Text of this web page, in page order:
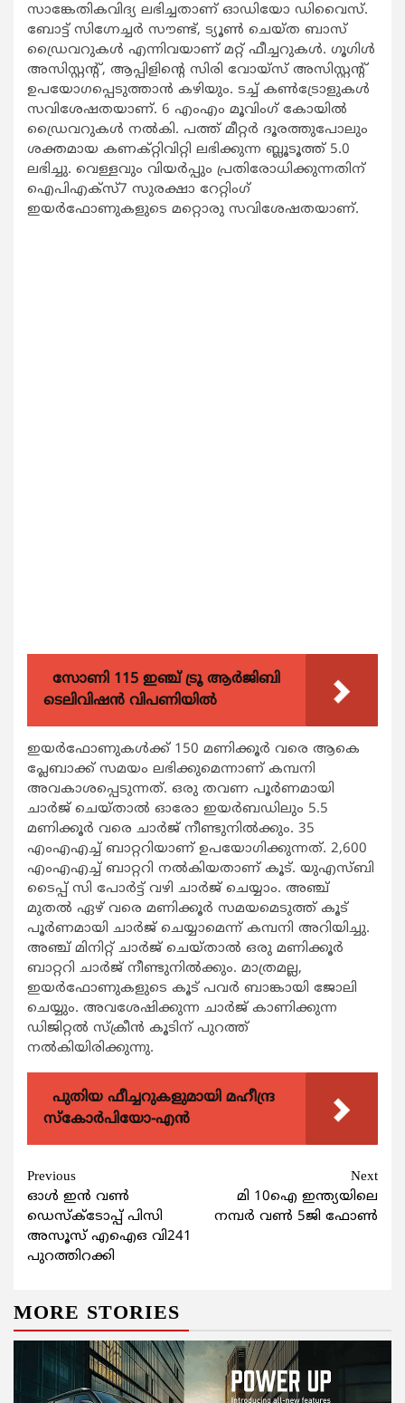
സാങ്കേതികവിദ്യ ലഭിച്ചതാണ് ഓഡിയോ ഡിവൈസ്.
ബോട്ട് സിഗ്നേച്ചര്‍ സൗണ്ട്, ട്യൂണ്‍ ചെയ്ത ബാസ്
ഡ്രൈവറുകള്‍ എന്നിവയാണ് മറ്റ് ഫീച്ചറുകള്‍. ഗൂഗിള്‍
അസിസ്റ്റന്റ്, ആപ്പിളിന്റെ സിരി വോയ്‌സ് അസിസ്റ്റന്റ്
ഉപയോഗപ്പെടുത്താന്‍ കഴിയും. ടച്ച് കണ്‍ട്രോളുകള്‍
സവിശേഷതയാണ്. 6 എംഎം മൂവിംഗ് കോയില്‍
ഡ്രൈവറുകള്‍ നല്‍കി. പത്ത് മീറ്റര്‍ ദൂരത്തുപോലും
ശക്തമായ കണക്റ്റിവിറ്റി ലഭിക്കുന്ന ബ്ലൂടൂത്ത് 5.0
ലഭിച്ചു. വെള്ളവും വിയര്‍പ്പും പ്രതിരോധിക്കുന്നതിന്
ഐപിഎക്‌സ്7 സുരക്ഷാ റേറ്റിംഗ്
ഇയര്‍ഫോണുകളുടെ മറ്റൊരു സവിശേഷതയാണ്.
സോണി 115 ഇഞ്ച് ട്രൂ ആർജിബി
ടെലിവിഷൻ വിപണിയിൽ
ഇയര്‍ഫോണുകള്‍ക്ക് 150 മണിക്കൂര്‍ വരെ ആകെ
പ്ലേബാക്ക് സമയം ലഭിക്കുമെന്നാണ് കമ്പനി
അവകാശപ്പെടുന്നത്. ഒരു തവണ പൂര്‍ണമായി
ചാര്‍ജ് ചെയ്താല്‍ ഓരോ ഇയര്‍ബഡിലും 5.5
മണിക്കൂര്‍ വരെ ചാര്‍ജ് നീണ്ടുനില്‍ക്കും. 35
എംഎഎച്ച് ബാറ്ററിയാണ് ഉപയോഗിക്കുന്നത്. 2,600
എംഎഎച്ച് ബാറ്ററി നല്‍കിയതാണ് കൂട്. യുഎസ്ബി
ടൈപ്പ് സി പോര്‍ട്ട് വഴി ചാര്‍ജ് ചെയ്യാം. അഞ്ച്
മുതല്‍ ഏഴ് വരെ മണിക്കൂര്‍ സമയമെടുത്ത് കൂട്
പൂര്‍ണമായി ചാര്‍ജ് ചെയ്യാമെന്ന് കമ്പനി അറിയിച്ചു.
അഞ്ച് മിനിറ്റ് ചാര്‍ജ് ചെയ്താല്‍ ഒരു മണിക്കൂര്‍
ബാറ്ററി ചാര്‍ജ് നീണ്ടുനില്‍ക്കും. മാത്രമല്ല,
ഇയര്‍ഫോണുകളുടെ കൂട് പവര്‍ ബാങ്കായി ജോലി
ചെയ്യും. അവശേഷിക്കുന്ന ചാര്‍ജ് കാണിക്കുന്ന
ഡിജിറ്റല്‍ സ്‌ക്രീന്‍ കൂടിന് പുറത്ത്
നല്‍കിയിരിക്കുന്നു.
പുതിയ ഫീച്ചറുകളുമായി മഹീന്ദ്ര
സ്കോർപിയോ-എൻ
Continue
Reading
Previous
ഓള്‍ ഇന്‍ വണ്‍
ഡെസ്‌ക്‌ടോപ്പ് പിസി
അസൂസ് എഐഒ വി241
പുറത്തിറക്കി
Next
മി 10ഐ ഇന്ത്യയിലെ
നമ്പര്‍ വണ്‍ 5ജി ഫോണ്‍
MORE STORIES